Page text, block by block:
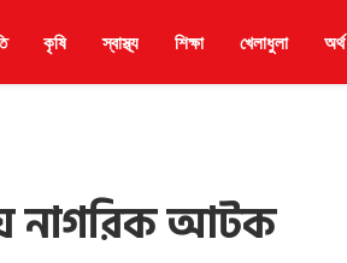
কৃষি স্বাস্থ্য শিক্ষা খেলাধুলা
নাগরিক আটক